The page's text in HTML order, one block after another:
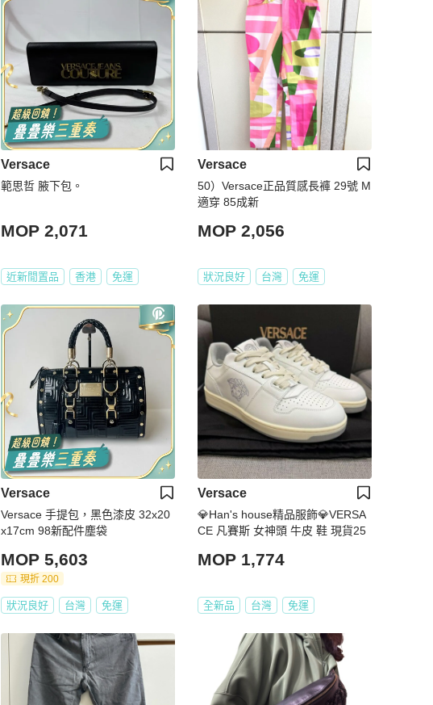
Versace
範思哲 腋下包。
MOP 2,071
近新閒置品 香港 免運
Versace
50）Versace正品質感長褲 29號 M
適穿 85成新
MOP 2,056
狀況良好 台灣 免運
Versace
Versace 手提包，黑色漆皮 32x20
x17cm 98新配件塵袋
MOP 5,603
現折 200
狀況良好 台灣 免運
Versace
💎Han's house精品服飾💎VERSA
CE 凡賽斯 女神頭 牛皮 鞋 現貨25
MOP 1,774
全新品 台灣 免運